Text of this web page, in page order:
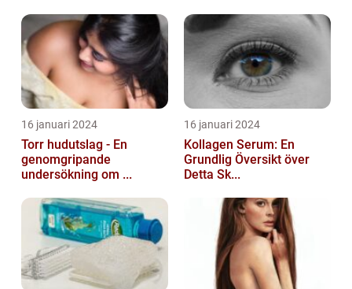
16 januari 2024
Torr hudutslag - En
genomgripande
undersökning om ...
16 januari 2024
Kollagen Serum: En
Grundlig Översikt över
Detta Sk...